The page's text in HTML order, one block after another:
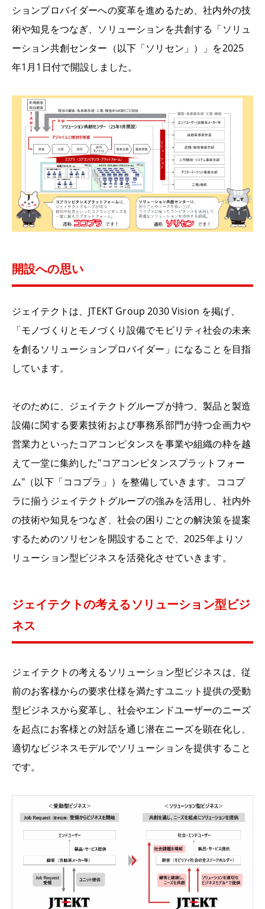
ションプロバイダーへの変革を進めるため、社内外の技
術や知見をつなぎ、ソリューションを共創する「ソリュ
ーション共創センター（以下「ソリセン」）」を2025
年1月1日付で開設しました。
開設への思い
ジェイテクトは、 JTEKT Group 2030 Vision を掲げ、
「モノづくりとモノづくり設備でモビリティ社会の未来
を創るソリューションプロバイダー」になることを目指
しています。
そのために、ジェイテクトグループが持つ、製品と製造
設備に関する要素技術および事務系部門が持つ企画力や
営業力といったコアコンピタンスを事業や組織の枠を越
えて一堂に集約した"コアコンピタンスプラットフォー
ム"（以下「ココプラ」）を整備していきます。ココプ
ラに揃うジェイテクトグループの強みを活用し、社内外
の技術や知見をつなぎ、社会の困りごとの解決策を提案
するためのソリセンを開設することで、 2025年よりソ
リューション型ビジネスを活発化させていきます。
ジェイテクトの考えるソリューション型ビジ
ネス
ジェイテクトの考えるソリューション型ビジネスは、従
前のお客様からの要求仕様を満たすユニット提供の受動
型ビジネスから変革し、社会やエンドユーザーのニーズ
を起点にお客様との対話を通じ潜在ニーズを顕在化し、
適切なビジネスモデルでソリューションを提供すること
です。